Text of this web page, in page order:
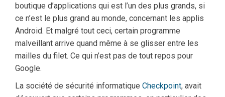
boutique d’applications qui est l’un des plus grands, si
ce n’est le plus grand au monde, concernant les applis
Android. Et malgré tout ceci, certain programme
malveillant arrive quand même à se glisser entre les
mailles du filet. Ce qui n’est pas de tout repos pour
Google.
La société de sécurité informatique Checkpoint, avait